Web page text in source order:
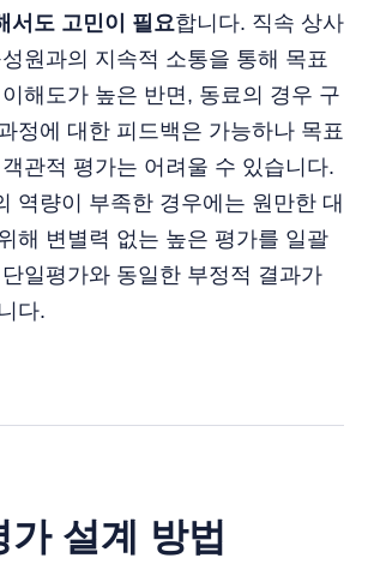
서도 고민이 필요합니다. 직속 상사
원과의 지속적 소통을 통해 목표
해도가 높은 반면, 동료의 경우 구
정에 대한 피드백은 가능하나 목표
관적 평가는 어려울 수 있습니다.
역량이 부족한 경우에는 원만한 대
해 변별력 없는 높은 평가를 일괄
일평가와 동일한 부정적 결과가
다.
가 설계 방법